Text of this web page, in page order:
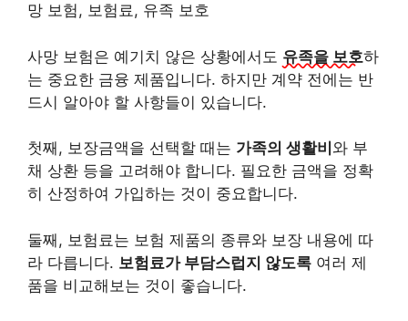
망 보험, 보험료, 유족 보호
사망 보험은 예기치 않은 상황에서도 유족을 보호하
는 중요한 금융 제품입니다. 하지만 계약 전에는 반
드시 알아야 할 사항들이 있습니다.
첫째, 보장금액을 선택할 때는 가족의 생활비 와 부
채 상환 등을 고려해야 합니다. 필요한 금액을 정확
히 산정하여 가입하는 것이 중요합니다.
둘째, 보험료는 보험 제품의 종류와 보장 내용에 따
라 다릅니다. 보험료가 부담스럽지 않도록 여러 제
품을 비교해보는 것이 좋습니다.